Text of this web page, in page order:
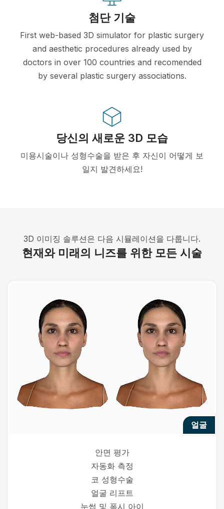
첨단 기술
First web-based 3D simulator for plastic surgery
and aesthetic procedures already used by
doctors in over 100 countries and recomended
by several plastic surgery associations.
당신의 새로운 3D 모습
미용시술이나 성형수술을 받은 후 자신이 어떻게 보
일지 발견하세요!
3D 이미징 솔루션은 다음 시뮬레이션을 다룹니다.
현재와 미래의 니즈를 위한 모든 시술
얼굴
안면 평가
자동화 측정
코 성형수술
얼굴 리프트
눈썹 및 폭시 아이